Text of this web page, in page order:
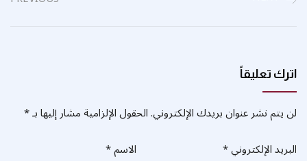
اترك تعليقاً
لن يتم نشر عنوان بريدك الإلكتروني.الحقول الإلزامية مشار إليها بـ*
الاسم* البريد الإلكتروني*